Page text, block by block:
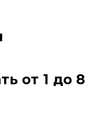
от 1 до 8